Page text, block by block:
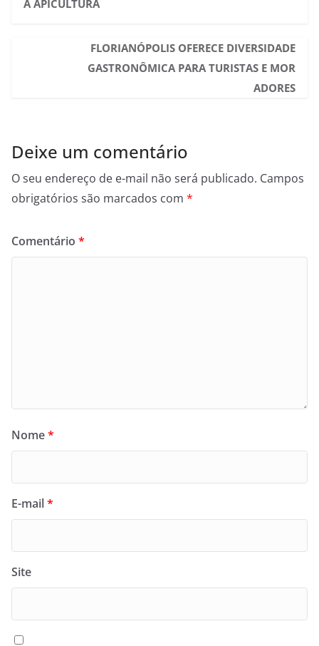
A APICULTURA
FLORIANÓPOLIS OFERECE DIVERSIDADE
GASTRONÔMICA PARA TURISTAS E MOR
ADORES
Deixe um comentário
O seu endereço de e-mail não será publicado. Campos
obrigatórios são marcados com *
Comentário *
Nome*
E-mail*
Site